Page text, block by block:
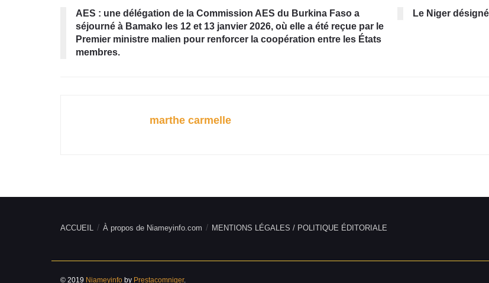
AES : une délégation de la Commission AES du Burkina Faso a
séjourné à Bamako les 12 et 13 janvier 2026, où elle a été reçue par le
Premier ministre malien pour renforcer la coopération entre les États
membres.
Le Niger
marthe carmelle
ACCUEIL À propos de Niameyinfo.com MENTIONS LÉGALES / POLITIQUE ÉDITORIALE
© 2019 Niameyinfo by Prestacomniger.